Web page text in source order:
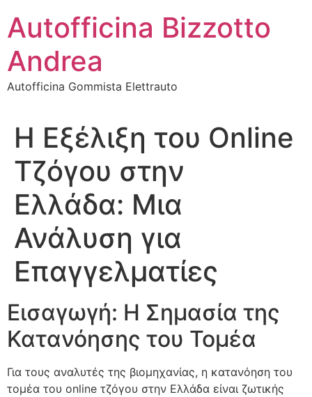
contenuto
Autofficina Bizzotto
Andrea
Autofficina Gommista Elettrauto
Η Εξέλιξη του Online
Τζόγου στην
Ελλάδα: Μια
Ανάλυση για
Επαγγελματίες
Εισαγωγή: Η Σημασία της
Κατανόησης του Τομέα
Για τους αναλυτές της βιομηχανίας, η κατανόηση του
τομέα του online τζόγου στην Ελλάδα είναι ζωτικής